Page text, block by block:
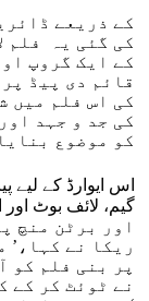
کی گئی یہ فلم
کے ایک گروپ
کی اس فلم میں
کی جد و جہد
کو موضوع
اس ایوارڈ کے لیے
گیم، لائف بوٹ
ریکا نے کہا،’
پر بنی فلم کو
نے ٹوئٹ کر کے